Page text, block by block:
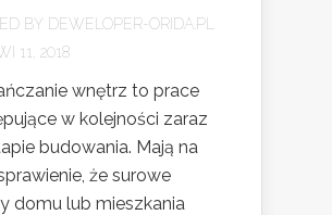
BY DEWELOPER-ORIDA.PL
11, 2018
wnętrz to prace
w kolejności zaraz
budowania. Mają na
że surowe
domu lub mieszkania